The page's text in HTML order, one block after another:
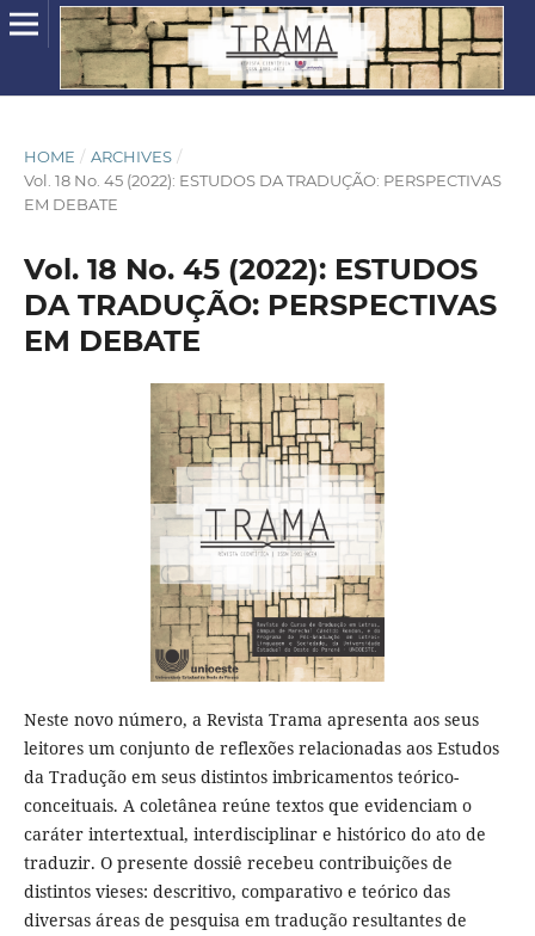
HOME / ARCHIVES /
Vol. 18 No. 45 (2022): ESTUDOS DA TRADUÇÃO: PERSPECTIVAS
EM DEBATE
Vol. 18 No. 45 (2022): ESTUDOS
DA TRADUÇÃO: PERSPECTIVAS
EM DEBATE
Neste novo número, a Revista Trama apresenta aos seus
leitores um conjunto de reflexões relacionadas aos Estudos
da Tradução em seus distintos imbricamentos teórico-
conceituais. A coletânea reúne textos que evidenciam o
caráter intertextual, interdisciplinar e histórico do ato de
traduzir. O presente dossiê recebeu contribuições de
distintos vieses: descritivo, comparativo e teórico das
diversas áreas de pesquisa em tradução resultantes de